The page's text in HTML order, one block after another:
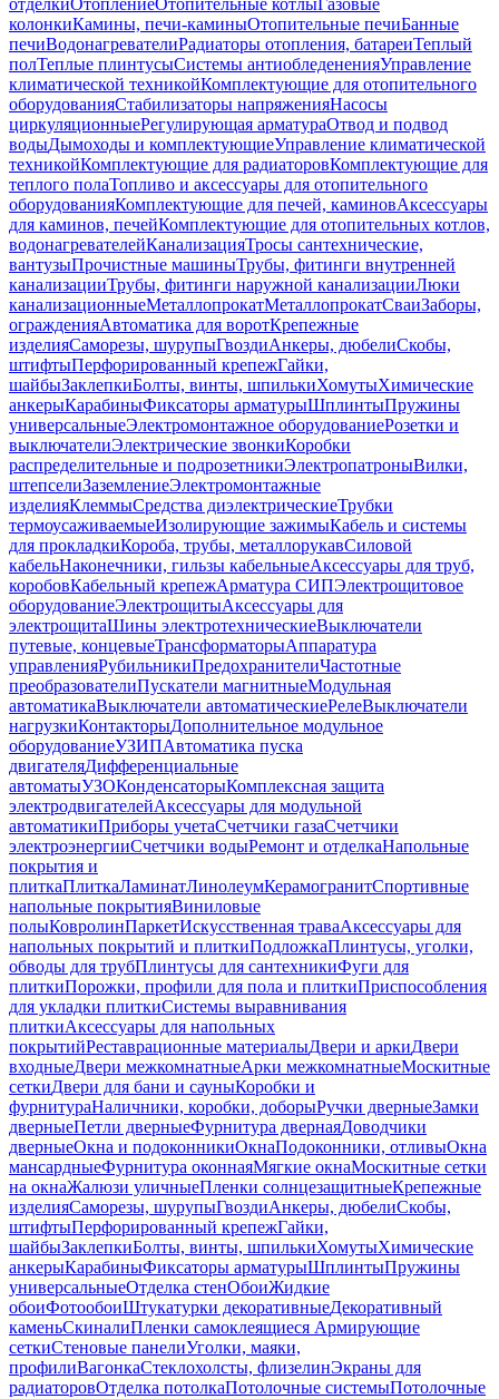
отделкиОтоплениеОтопительные котлыГазовые
колонкиКамины, печи-каминыОтопительные печиБанные
печиВодонагревателиРадиаторы отопления, батареиТеплый
полТеплые плинтусыСистемы антиобледененияУправление
климатической техникойКомплектующие для отопительного
оборудованияСтабилизаторы напряженияНасосы
циркуляционныеРегулирующая арматураОтвод и подвод
водыДымоходы и комплектующиеУправление климатической
техникойКомплектующие для радиаторовКомплектующие для
теплого полаТопливо и аксессуары для отопительного
оборудованияКомплектующие для печей, каминовАксессуары
для каминов, печейКомплектующие для отопительных котлов,
водонагревателейКанализацияТросы сантехнические,
вантузыПрочистные машиныТрубы, фитинги внутренней
канализацииТрубы, фитинги наружной канализацииЛюки
канализационныеМеталлопрокатМеталлопрокатСваиЗаборы,
огражденияАвтоматика для воротКрепежные
изделияСаморезы, шурупыГвоздиАнкеры, дюбелиСкобы,
штифтыПерфорированный крепежГайки,
шайбыЗаклепкиБолты, винты, шпилькиХомутыХимические
анкерыКарабиныФиксаторы арматурыШплинтыПружины
универсальныеЭлектромонтажное оборудованиеРозетки и
выключателиЭлектрические звонкиКоробки
распределительные и подрозетникиЭлектропатроныВилки,
штепселиЗаземлениеЭлектромонтажные
изделияКлеммыСредства диэлектрическиеТрубки
термоусаживаемыеИзолирующие зажимыКабель и системы
для прокладкиКороба, трубы, металлорукавСиловой
кабельНаконечники, гильзы кабельныеАксессуары для труб,
коробовКабельный крепежАрматура СИПЭлектрощитовое
оборудованиеЭлектрощитыАксессуары для
электрощитаШины электротехническиеВыключатели
путевые, концевыеТрансформаторыАппаратура
управленияРубильникиПредохранителиЧастотные
преобразователиПускатели магнитныеМодульная
автоматикаВыключатели автоматическиеРелеВыключатели
нагрузкиКонтакторыДополнительное модульное
оборудованиеУЗИПАвтоматика пуска
двигателяДифференциальные
автоматыУЗОКонденсаторыКомплексная защита
электродвигателейАксессуары для модульной
автоматикиПриборы учетаСчетчики газаСчетчики
электроэнергииСчетчики водыРемонт и отделкаНапольные
покрытия и
плиткаПлиткаЛаминатЛинолеумКерамогранитСпортивные
напольные покрытияВиниловые
полыКовролинПаркетИскусственная траваАксессуары для
напольных покрытий и плиткиПодложкаПлинтусы, уголки,
обводы для трубПлинтусы для сантехникиФуги для
плиткиПорожки, профили для пола и плиткиПриспособления
для укладки плиткиСистемы выравнивания
плиткиАксессуары для напольных
покрытийРеставрационные материалыДвери и аркиДвери
входныеДвери межкомнатныеАрки межкомнатныеМоскитные
сеткиДвери для бани и сауныКоробки и
фурнитураНаличники, коробки, доборыРучки дверныеЗамки
дверныеПетли дверныеФурнитура двернаяДоводчики
дверныеОкна и подоконникиОкнаПодоконники, отливыОкна
мансардныеФурнитура оконнаяМягкие окнаМоскитные сетки
на окнаЖалюзи уличныеПленки солнцезащитныеКрепежные
изделияСаморезы, шурупыГвоздиАнкеры, дюбелиСкобы,
штифтыПерфорированный крепежГайки,
шайбыЗаклепкиБолты, винты, шпилькиХомутыХимические
анкерыКарабиныФиксаторы арматурыШплинтыПружины
универсальныеОтделка стенОбоиЖидкие
обоиФотообоиШтукатурки декоративныеДекоративный
каменьСкиналиПленки самоклеящиеся Армирующие
сеткиСтеновые панелиУголки, маяки,
профилиВагонкаСтеклохолсты, флизелинЭкраны для
радиаторовОтделка потолкаПотолочные системыПотолочные